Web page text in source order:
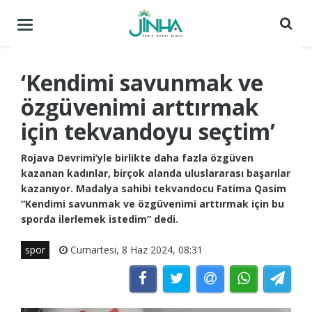
Menüyü
‘Kendimi savunmak ve
özgüvenimi arttırmak
için tekvandoyu seçtim’
Rojava Devrimi’yle birlikte daha fazla özgüven
kazanan kadınlar, birçok alanda uluslararası başarılar
kazanıyor. Madalya sahibi tekvandocu Fatima Qasim
“Kendimi savunmak ve özgüvenimi arttırmak için bu
sporda ilerlemek istedim” dedi.
spor Cumartesi, 8 Haz 2024, 08:31